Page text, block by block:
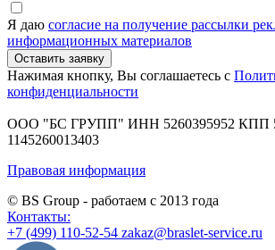
Я даю согласие на получение рассылки
информационных материалов
Нажимая кнопку, Вы соглашаетесь с
конфиденциальности
ООО "БС ГРУПП" ИНН 5260395952 КПП
1145260013403
Правовая информация
© BS Group - работаем с 2013 года
Контакты:
+7 (499) 110-52-54 zakaz@braslet-service.ru